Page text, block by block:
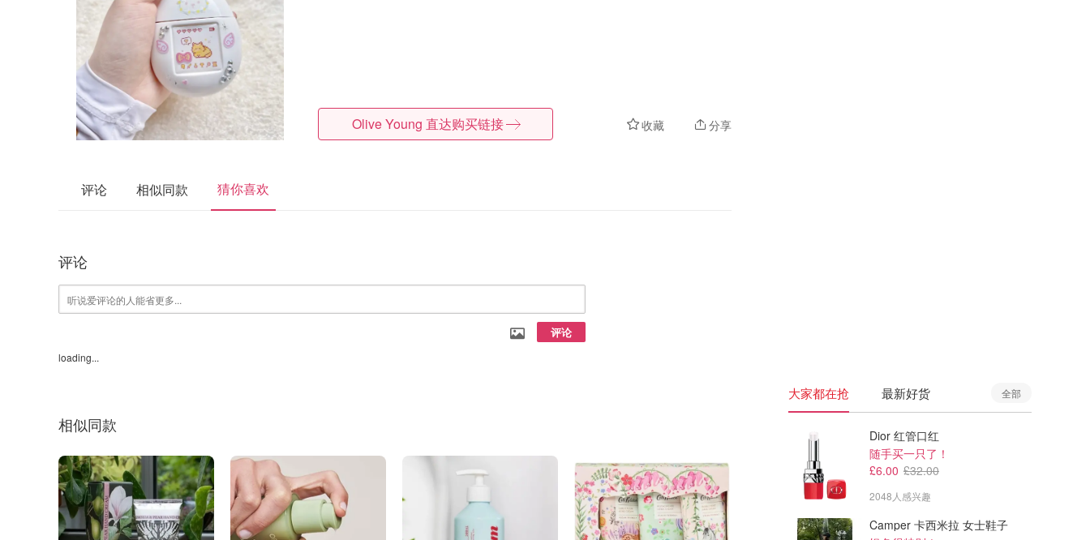
收藏 分享
Olive Young 直达购买链接
评论 相似同款 猜你喜欢
评论
评论
loading...
相似同款
大家都在抢 最新好货 全部
Dior 红管口红
随手买一只了！
£6.00 £32.00
2048人感兴趣
Camper 卡西米拉 女士鞋子